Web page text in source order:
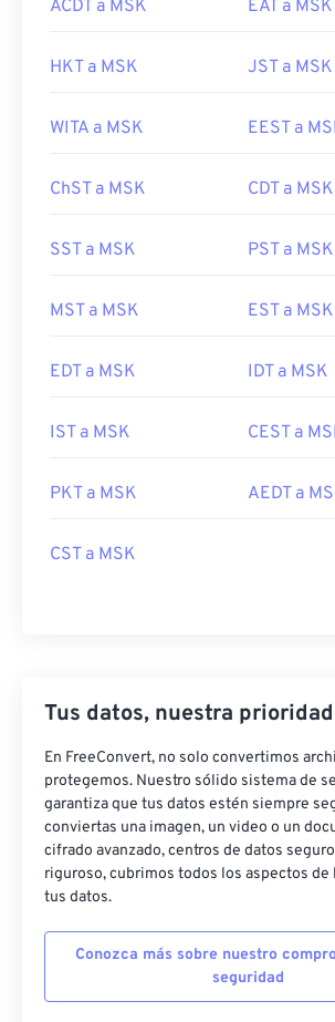
ACDT a MSK EAT a MSK
HKT a MSK JST a MSK
WITA a MSK EEST a
ChST a MSK CDT a MSK
SST a MSK PST a MSK
MST a MSK EST a MSK
EDT a MSK IDT a MSK
IST a MSK CEST a
PKT a MSK AEDT a
CST a MSK
Tus datos, nuestra prioridad
En FreeConvert, no solo convertimos
protegemos. Nuestro sólido sistema de
garantiza que tus datos estén siempre
conviertas una imagen, un video o un
cifrado avanzado, centros de datos
riguroso, cubrimos todos los aspectos de
tus datos.
Conozca más sobre nuestro
seguridad